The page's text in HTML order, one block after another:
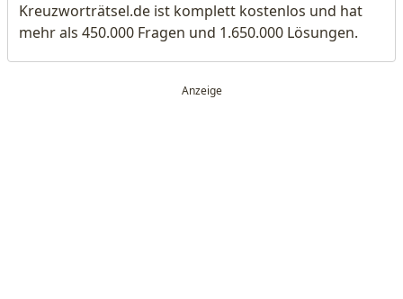
Kreuzworträtsel.de ist komplett kostenlos und hat
mehr als 450.000 Fragen und 1.650.000 Lösungen.